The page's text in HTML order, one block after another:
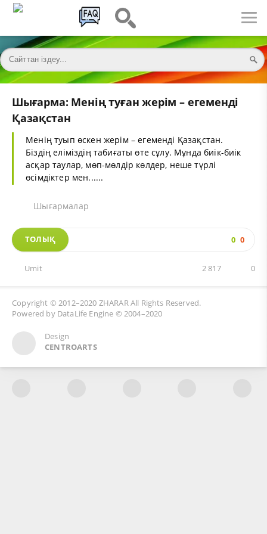
Шығарма: Менің туған жерім – егеменді
Қазақстан
Менің туып өскен жерім – егеменді Қазақстан.
Біздің еліміздің табиғаты өте сұлу. Мұнда биік-биік
асқар таулар, мөп-мөлдір көлдер, неше түрлі
өсімдіктер мен......
Шығармалар
ТОЛЫҚ 0 0
Umit 0
2 817
Copyright © 2012–2020 ZHARARAll Rights Reserved.
Powered by DataLife Engine © 2004–2020
Design
CENTROARTS